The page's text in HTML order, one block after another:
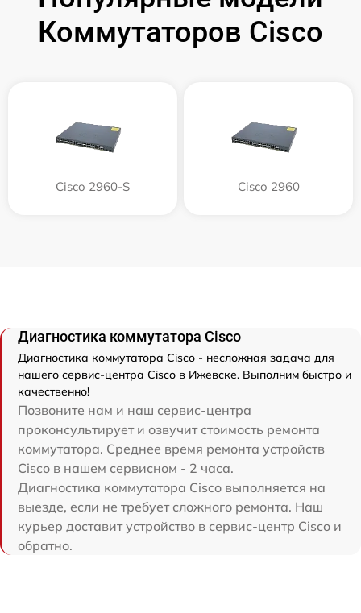
Коммутаторов Cisco
Cisco 2960-S Cisco 2960
Диагностика коммутатора Cisco
Диагностика коммутатора Cisco - несложная задача для
нашего сервис-центра Cisco в Ижевске. Выполним быстро и
качественно!
Позвоните нам и наш сервис-центра
проконсультирует и озвучит стоимость ремонта
коммутатора. Среднее время ремонта устройств
Cisco в нашем сервисном - 2 часа.
Диагностика коммутатора Cisco выполняется на
выезде, если не требует сложного ремонта. Наш
курьер доставит устройство в сервис-центр Cisco и
обратно.